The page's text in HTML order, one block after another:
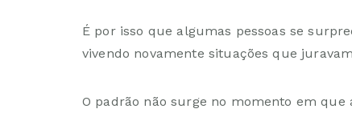
É por isso que algumas pessoas se
vivendo novamente situações que
O padrão não surge no momento em que